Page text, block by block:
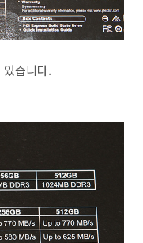
습니다.